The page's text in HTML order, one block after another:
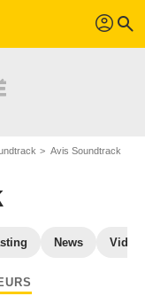
profil search
Avis Soundtrack
News